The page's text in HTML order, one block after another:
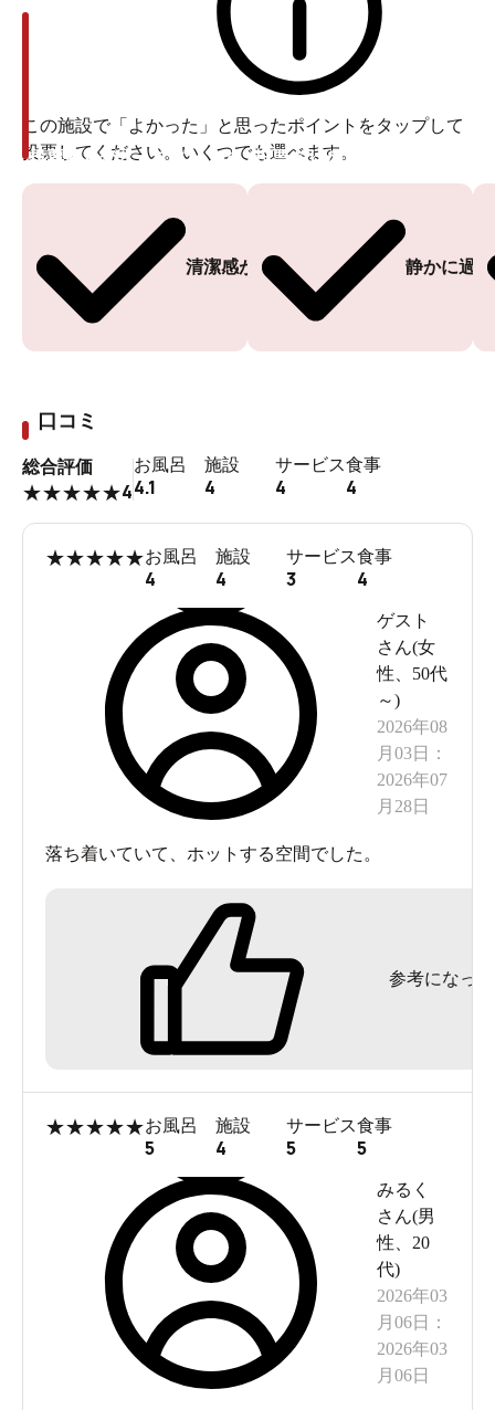
国道16号線沿いの複合型ショッピングセンター「オー
ツーパーク」内 にあり、周りには大型家電量販店や飲食
店、ゲームセンターなどが集まっています。お買い物や
食事ついでにふらっと立ち寄りやすいロケーションで、
広々とした駐車場が終日無料なのも見逃せません。
もちろん、電車やバスでのアクセスも便利。
ノレール「スポーツセンター駅」からは歩いて11〜12分
ス
を使うのもおすすめです。
で下車すると目の前です。運行本数が多いので、移動の
ストレスなく足を運べますよ。
JR稲毛駅東口を出て目の前が2番のりば
複合型ショッピングセンター「オーツーパーク」
利用方法と料金
まずは気になる利用法と料金から。
館内に入ったら、靴を脱いで靴箱へ入れます。
この施設で「よかった」と思ったポイントをタップして
投票してください。いくつでも選べます。
清潔感がある
投票ありがとうございます
静かに過
投票ありがとうございます
口コミ
総合評価
★★★★★4
お風呂
4.1
施設
4
サービス
4
食事
4
★★★★★お風呂
4
施設
4
サービス
3
食事
4
ゲスト
さん(女
性
50代
～)
2026年08
月03日
：
2026年07
月28日
落ち着いていて、ホットする空間でした。
参考になった
★★★★★お風呂
5
施設
4
サービス
5
食事
5
みるく
さん(男
性
20
代)
2026年03
月06日
：
2026年03
月06日